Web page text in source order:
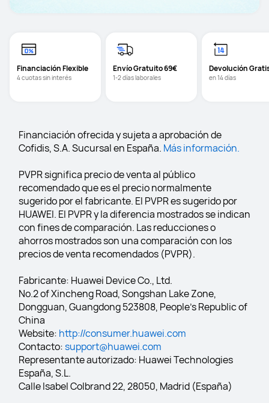
Financiación Flexible﻿
4 cuotas sin interés
Envío Gratuito 69€
1-2 días laborales
Devolución
en 14 días
Financiación ofrecida y sujeta a aprobación de
Cofidis, S.A. Sucursal en España. Más información.
PVPR significa precio de venta al público
recomendado que es el precio normalmente
sugerido por el fabricante. El PVPR es sugerido por
HUAWEI. El PVPR y la diferencia mostrados se indican
con fines de comparación. Las reducciones o
ahorros mostrados son una comparación con los
precios de venta recomendados (PVPR).
Fabricante: Huawei Device Co., Ltd.
No.2 of Xincheng Road, Songshan Lake Zone,
Dongguan, Guangdong 523808, People's Republic of
China
Website: http://consumer.huawei.com
Contacto: support@huawei.com
Representante autorizado: Huawei Technologies
España, S.L.
Calle Isabel Colbrand 22, 28050, Madrid (España)